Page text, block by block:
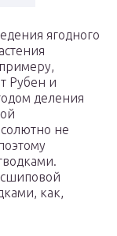
ягодного
Рубен и
деления
не
как,